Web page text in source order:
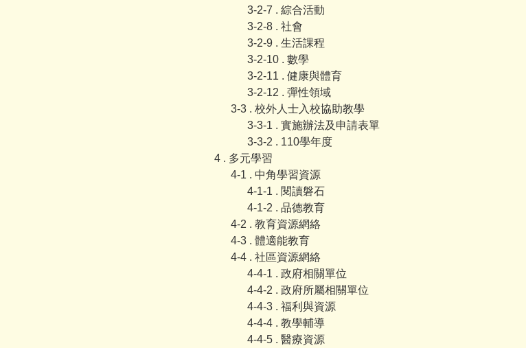
3-2-7 . 綜合活動
3-2-8 . 社會
3-2-9 . 生活課程
3-2-10 . 數學
3-2-11 . 健康與體育
3-2-12 . 彈性領域
3-3 . 校外人士入校協助教學
3-3-1 . 實施辦法及申請表單
3-3-2 . 110學年度
4 . 多元學習
4-1 . 中角學習資源
4-1-1 . 閱讀磐石
4-1-2 . 品德教育
4-2 . 教育資源網絡
4-3 . 體適能教育
4-4 . 社區資源網絡
4-4-1 . 政府相關單位
4-4-2 . 政府所屬相關單位
4-4-3 . 福利與資源
4-4-4 . 教學輔導
4-4-5 . 醫療資源